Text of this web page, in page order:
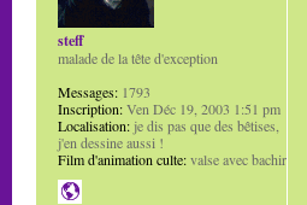
steff
malade de la tête d'exception
Messages: 1793
Inscription:Ven Déc 19, 2003 1:51 pm
Localisation: je dis pas que des bêtises,
j'en dessine aussi !
Film d'animation culte:valse avec bachir